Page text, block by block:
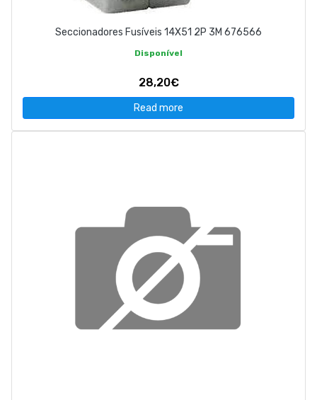
Seccionadores Fusíveis 14X51 2P 3M 676566
Disponível
28,20€
Read more